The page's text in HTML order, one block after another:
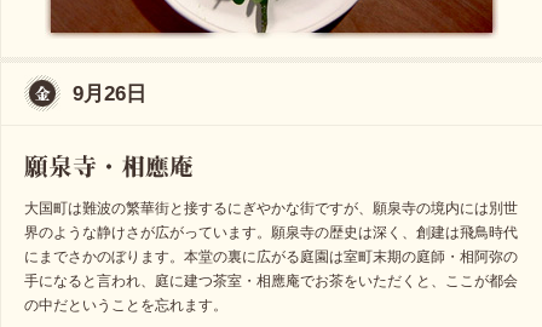
9月26日
大国町は難波の繁華街と接するにぎやかな街ですが、願泉寺の境内には別世
界のような静けさが広がっています。願泉寺の歴史は深く、創建は飛鳥時代
にまでさかのぼります。本堂の裏に広がる庭園は室町末期の庭師・相阿弥の
手になると言われ、庭に建つ茶室・相應庵でお茶をいただくと、ここが都会
の中だということを忘れます。